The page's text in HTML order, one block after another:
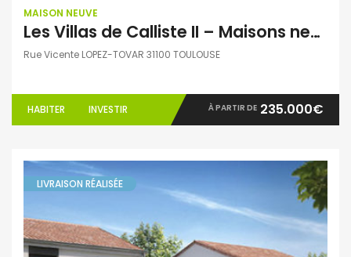
MAISON NEUVE
Les Villas de Calliste II – Maisons neuves T3 et T4 – Saint Simon
Rue Vicente LOPEZ-TOVAR 31100 TOULOUSE
HABITER INVESTIR À PARTIR DE 235.000€
LIVRAISON RÉALISÉE